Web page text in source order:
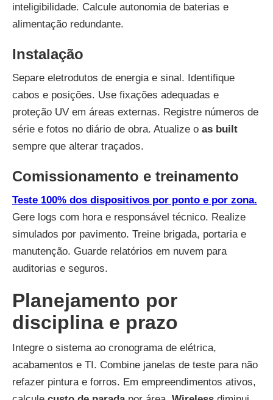
inteligibilidade. Calcule autonomia de baterias e
alimentação redundante.
Instalação
Separe eletrodutos de energia e sinal. Identifique
cabos e posições. Use fixações adequadas e
proteção UV em áreas externas. Registre números de
série e fotos no diário de obra. Atualize o as built
sempre que alterar traçados.
Comissionamento e treinamento
Teste 100% dos dispositivos por ponto e por zona.
Gere logs com hora e responsável técnico. Realize
simulados por pavimento. Treine brigada, portaria e
manutenção. Guarde relatórios em nuvem para
auditorias e seguros.
Planejamento por
disciplina e prazo
Integre o sistema ao cronograma de elétrica,
acabamentos e TI. Combine janelas de teste para não
refazer pintura e forros. Em empreendimentos ativos,